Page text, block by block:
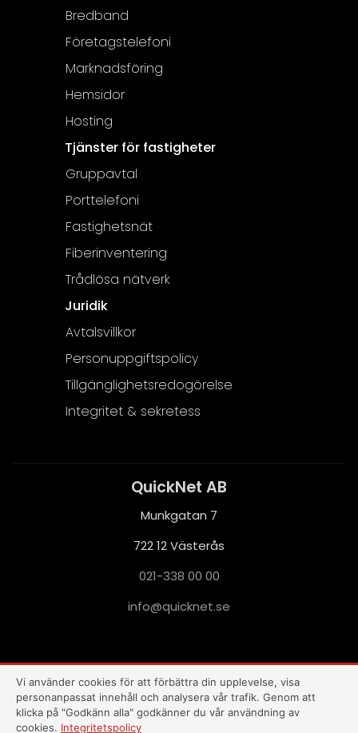
Bredband
Företagstelefoni
Marknadsföring
Hemsidor
Hosting
Tjänster för fastigheter
Gruppavtal
Porttelefoni
Fastighetsnät
Fiberinventering
Trådlösa nätverk
Juridik
Avtalsvillkor
Personuppgiftspolicy
Tillgänglighetsredogörelse
Integritet & sekretess
QuickNet AB
Munkgatan 7
722 12 Västerås
021-338 00 00
es.te
nkciu
q@ofn
i